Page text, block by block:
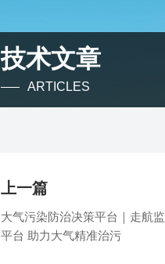
技术文章
ARTICLES
上一篇
大气污染防治决策平台｜走航
平台 助力大气精准治污